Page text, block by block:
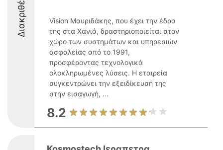
Vision Μαυριδάκης, που έχει την έδρα
της στα Χανιά, δραστηριοποιείται στον
χώρο των συστημάτων και υπηρεσιών
ασφαλείας από το 1991,
προσφέροντας τεχνολογικά
ολοκληρωμένες λύσεις. Η εταιρεία
συγκεντρώνει την εξειδίκευσή της
στην εισαγωγή, ...
8.2